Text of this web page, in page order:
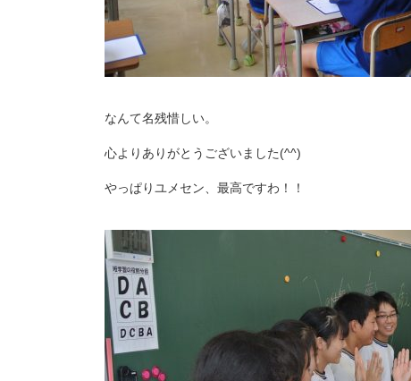
なんて名残惜しい。
心よりありがとうございました(^^)
やっぱりユメセン、最高ですわ！！